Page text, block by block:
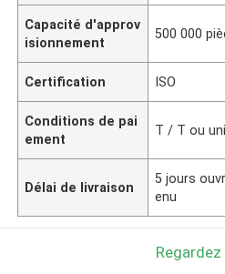
Capacité d'approv
isionnement
500 000
Certification ISO
Conditions de pai
ement
T / T ou
Délai de livraison
5 jours
enu
Regardez